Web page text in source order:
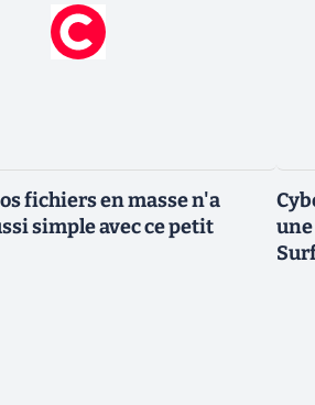
fichiers en masse n'a
simple avec ce petit